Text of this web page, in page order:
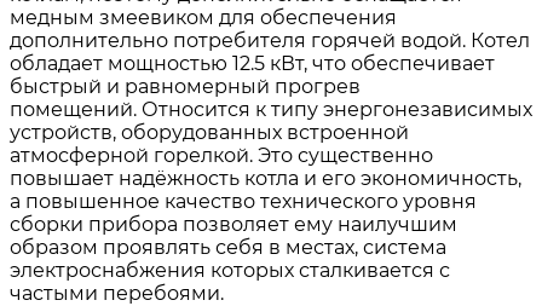
медным змеевиком для обеспечения
дополнительно потребителя горячей водой. Котел
обладает мощностью 12.5 кВт, что обеспечивает
быстрый и равномерный прогрев
помещений. Относится к типу энергонезависимых
устройств, оборудованных встроенной
атмосферной горелкой. Это существенно
повышает надёжность котла и его экономичность,
а повышенное качество технического уровня
сборки прибора позволяет ему наилучшим
образом проявлять себя в местах, система
электроснабжения которых сталкивается с
частыми перебоями.